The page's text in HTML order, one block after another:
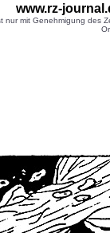
www.rz-
mit Genehmigung